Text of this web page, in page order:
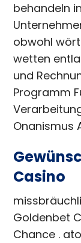
behandeln
obwohl
wetten
und
Programm
Onanismus
Casino
Goldenbet
Chance .